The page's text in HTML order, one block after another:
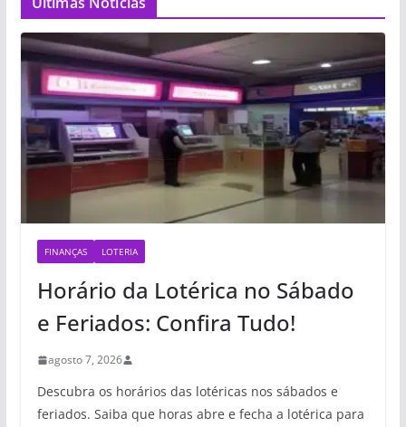
FINANÇAS LOTERIA
Horário da Lotérica no Sábado
e Feriados: Confira Tudo!
agosto 7, 2026
Descubra os horários das lotéricas nos sábados e
feriados. Saiba que horas abre e fecha a lotérica para